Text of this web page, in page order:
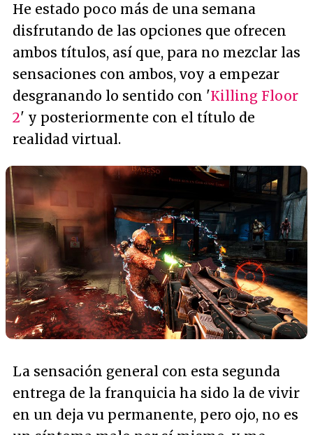
He estado poco más de una semana
disfrutando de las opciones que ofrecen
ambos títulos, así que, para no mezclar las
sensaciones con ambos, voy a empezar
desgranando lo sentido con 'Killing Floor
2' y posteriormente con el título de
realidad virtual.
La sensación general con esta segunda
entrega de la franquicia ha sido la de vivir
en un deja vu permanente, pero ojo, no es